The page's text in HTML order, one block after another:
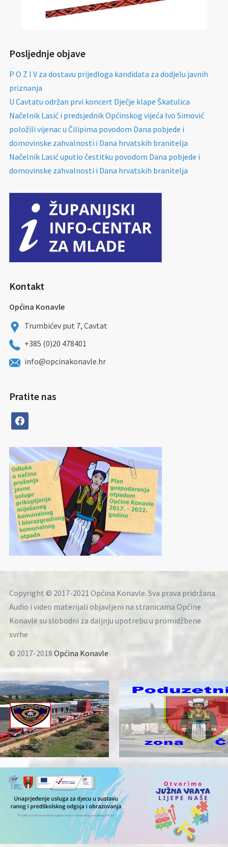
Posljednje objave
P O Z I V za dostavu prijedloga kandidata za dodjelu javnih
priznanja
U Cavtatu održan prvi koncert Dječje klape Škatulica
Načelnik Lasić i predsjednik Općinskog vijeća Ivo Simović
položili vijenac u Čilipima povodom Dana pobjede i
domovinske zahvalnosti i Dana hrvatskih branitelja
Načelnik Lasić uputio čestitku povodom Dana pobjede i
domovinske zahvalnosti i Dana hrvatskih branitelja
Kontakt
Općina Konavle
Trumbićev put 7, Cavtat
+385 (0)20 478401
info@opcinakonavle.hr
Pratite nas
facebook
Copyright © 2017-2021 Općina Konavle. Sva prava pridržana
Audio i video materijali objavljeni na stranicama Općine
Konavle su slobodni za daljnju upotrebu u promidžbene
svrhe
© 2017-2018 Općina Konavle